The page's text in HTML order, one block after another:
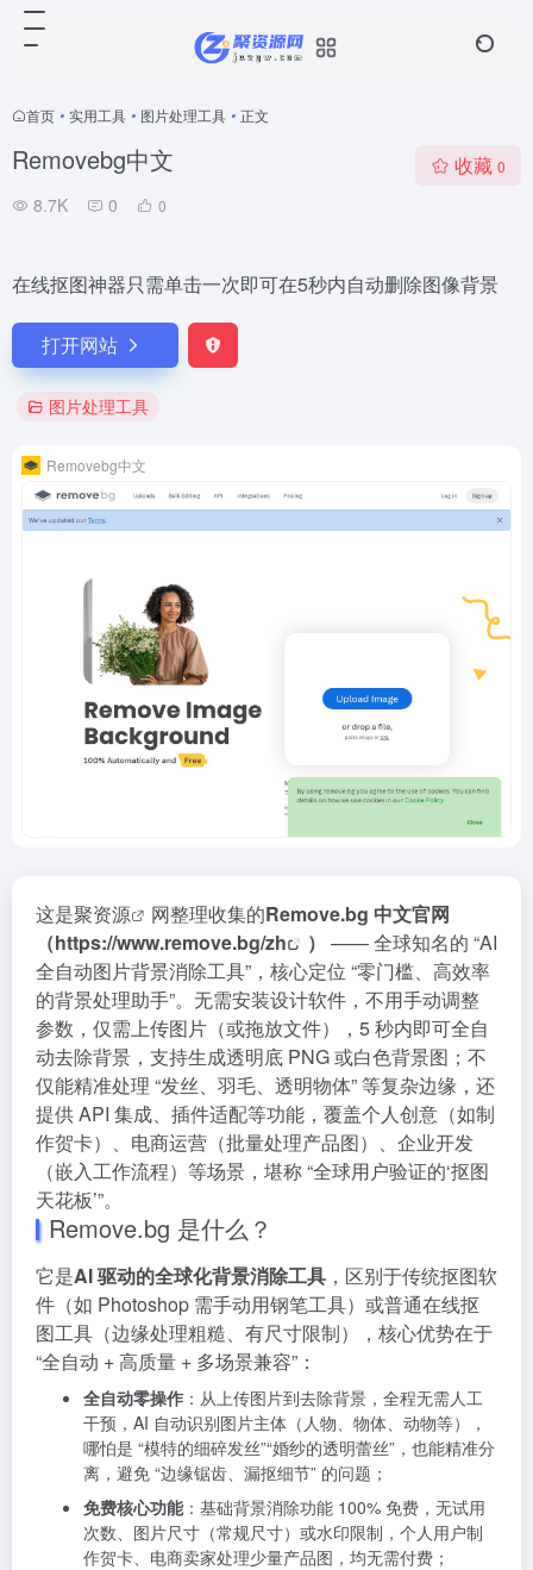
首页 • 实用工具 • 图片处理工具 • 正文
Removebg中文
8.7K 0 0
收藏 0
在线抠图神器只需单击一次即可在5秒内自动删除图像背景
打开网站
图片处理工具
Removebg中文
这是聚资源 网整理收集的Remove.bg 中文官网
（https://www.remove.bg/zh ） —— 全球知名的 “AI
全自动图片背景消除工具”，核心定位 “零门槛、高效率
的背景处理助手”。无需安装设计软件，不用手动调整
参数，仅需上传图片（或拖放文件），5 秒内即可全自
动去除背景，支持生成透明底 PNG 或白色背景图；不
仅能精准处理 “发丝、羽毛、透明物体” 等复杂边缘，还
提供 API 集成、插件适配等功能，覆盖个人创意（如制
作贺卡）、电商运营（批量处理产品图）、企业开发
（嵌入工作流程）等场景，堪称 “全球用户验证的‘抠图
天花板’”。
Remove.bg 是什么？
它是AI 驱动的全球化背景消除工具 ，区别于传统抠图软
件（如 Photoshop 需手动用钢笔工具）或普通在线抠
图工具（边缘处理粗糙、有尺寸限制），核心优势在于
“全自动 + 高质量 + 多场景兼容”：
全自动零操作 ：从上传图片到去除背景，全程无需人工
干预，AI 自动识别图片主体（人物、物体、动物等），
哪怕是 “模特的细碎发丝”“婚纱的透明蕾丝”，也能精准分
离，避免 “边缘锯齿、漏抠细节” 的问题；
免费核心功能：基础背景消除功能 100% 免费，无试用
次数、图片尺寸（常规尺寸）或水印限制，个人用户制
作贺卡、电商卖家处理少量产品图，均无需付费；